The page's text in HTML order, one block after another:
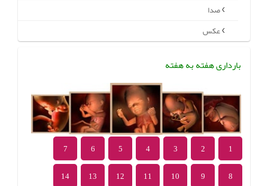
صدا
عکس
بارداری هفته به هفته
1
2
3
4
5
6
7
8
9
10
11
12
13
14